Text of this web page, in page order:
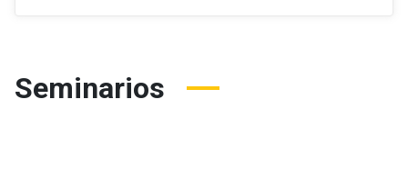
Seminarios